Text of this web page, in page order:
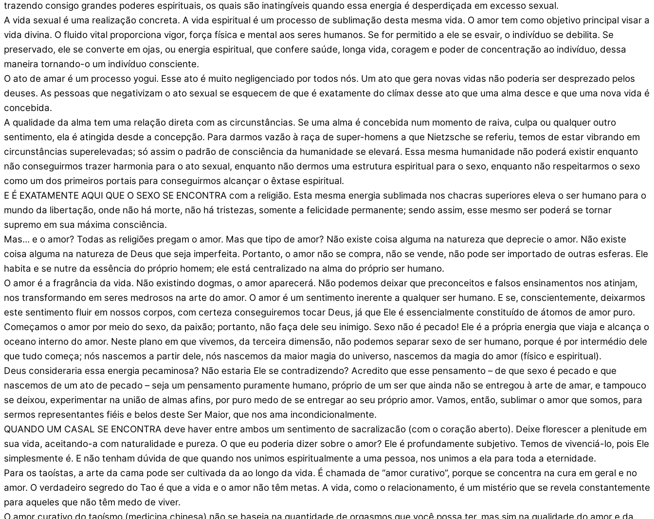
trazendo consigo grandes poderes espirituais, os quais são inatingíveis quando essa energia é desperdiçada em excesso sexual.
A vida sexual é uma realização concreta. A vida espiritual é um processo de sublimação desta mesma vida. O amor tem como objetivo principal visar a
vida divina. O fluido vital proporciona vigor, força física e mental aos seres humanos. Se for permitido a ele se esvair, o indivíduo se debilita. Se
preservado, ele se converte em ojas, ou energia espiritual, que confere saúde, longa vida, coragem e poder de concentração ao indivíduo, dessa
maneira tornando-o um indivíduo consciente.
O ato de amar é um processo yogui. Esse ato é muito negligenciado por todos nós. Um ato que gera novas vidas não poderia ser desprezado pelos
deuses. As pessoas que negativizam o ato sexual se esquecem de que é exatamente do clímax desse ato que uma alma desce e que uma nova vida é
concebida.
A qualidade da alma tem uma relação direta com as circunstâncias. Se uma alma é concebida num momento de raiva, culpa ou qualquer outro
sentimento, ela é atingida desde a concepção. Para darmos vazão à raça de super-homens a que Nietzsche se referiu, temos de estar vibrando em
circunstâncias superelevadas; só assim o padrão de consciência da humanidade se elevará. Essa mesma humanidade não poderá existir enquanto
não conseguirmos trazer harmonia para o ato sexual, enquanto não dermos uma estrutura espiritual para o sexo, enquanto não respeitarmos o sexo
como um dos primeiros portais para conseguirmos alcançar o êxtase espiritual.
E É EXATAMENTE AQUI QUE O SEXO SE ENCONTRA com a religião. Esta mesma energia sublimada nos chacras superiores eleva o ser humano para o
mundo da libertação, onde não há morte, não há tristezas, somente a felicidade permanente; sendo assim, esse mesmo ser poderá se tornar
supremo em sua máxima consciência.
Mas… e o amor? Todas as religiões pregam o amor. Mas que tipo de amor? Não existe coisa alguma na natureza que deprecie o amor. Não existe
coisa alguma na natureza de Deus que seja imperfeita. Portanto, o amor não se compra, não se vende, não pode ser importado de outras esferas. Ele
habita e se nutre da essência do próprio homem; ele está centralizado na alma do próprio ser humano.
O amor é a fragrância da vida. Não existindo dogmas, o amor aparecerá. Não podemos deixar que preconceitos e falsos ensinamentos nos atinjam,
nos transformando em seres medrosos na arte do amor. O amor é um sentimento inerente a qualquer ser humano. E se, conscientemente, deixarmos
este sentimento fluir em nossos corpos, com certeza conseguiremos tocar Deus, já que Ele é essencialmente constituído de átomos de amor puro.
Começamos o amor por meio do sexo, da paixão; portanto, não faça dele seu inimigo. Sexo não é pecado! Ele é a própria energia que viaja e alcança o
oceano interno do amor. Neste plano em que vivemos, da terceira dimensão, não podemos separar sexo de ser humano, porque é por intermédio dele
que tudo começa; nós nascemos a partir dele, nós nascemos da maior magia do universo, nascemos da magia do amor (físico e espiritual).
Deus consideraria essa energia pecaminosa? Não estaria Ele se contradizendo? Acredito que esse pensamento – de que sexo é pecado e que
nascemos de um ato de pecado – seja um pensamento puramente humano, próprio de um ser que ainda não se entregou à arte de amar, e tampouco
se deixou, experimentar na união de almas afins, por puro medo de se entregar ao seu próprio amor. Vamos, então, sublimar o amor que somos, para
sermos representantes fiéis e belos deste Ser Maior, que nos ama incondicionalmente.
QUANDO UM CASAL SE ENCONTRA deve haver entre ambos um sentimento de sacralizacão (com o coração aberto). Deixe florescer a plenitude em
sua vida, aceitando-a com naturalidade e pureza. O que eu poderia dizer sobre o amor? Ele é profundamente subjetivo. Temos de vivenciá-lo, pois Ele
simplesmente é. E não tenham dúvida de que quando nos unimos espiritualmente a uma pessoa, nos unimos a ela para toda a eternidade.
Para os taoístas, a arte da cama pode ser cultivada da ao longo da vida. É chamada de “amor curativo”, porque se concentra na cura em geral e no
amor. O verdadeiro segredo do Tao é que a vida e o amor não têm metas. A vida, como o relacionamento, é um mistério que se revela constantemente
para aqueles que não têm medo de viver.